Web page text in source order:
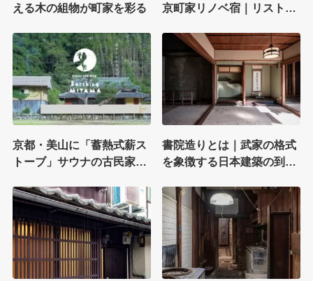
える木の組物が町家を彩る
京町家リノベ宿｜リストデ
京都・美山に「蓄熱式薪ス
トーブ」サウナの古民家宿
プン
書院造りとは｜武家の格式
を象徴する日本建築の到達